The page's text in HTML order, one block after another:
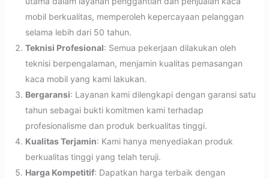
mobil berkualitas, memperoleh kepercayaan pelanggan
selama lebih dari 50 tahun.
Teknisi Profesional: Semua pekerjaan dilakukan oleh
teknisi berpengalaman, menjamin kualitas pemasangan
kaca mobil yang kami lakukan.
Bergaransi: Layanan kami dilengkapi dengan garansi satu
tahun sebagai bukti komitmen kami terhadap
profesionalisme dan produk berkualitas tinggi.
Kualitas Terjamin: Kami hanya menyediakan produk
berkualitas tinggi yang telah teruji.
Harga Kompetitif: Dapatkan harga terbaik dengan